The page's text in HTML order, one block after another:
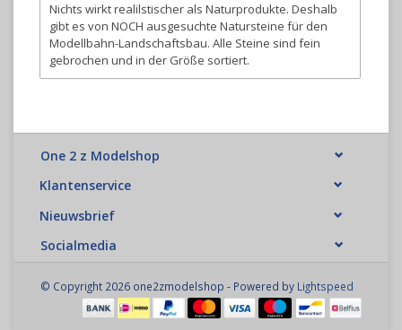
Nichts wirkt realilstischer als Naturprodukte. Deshalb
gibt es von NOCH ausgesuchte Natursteine für den
Modellbahn-Landschaftsbau. Alle Steine sind fein
gebrochen und in der Größe sortiert.
One 2 z Modelshop
Klantenservice
Nieuwsbrief
Socialmedia
© Copyright 2026 one2zmodelshop - Powered by Lightspeed